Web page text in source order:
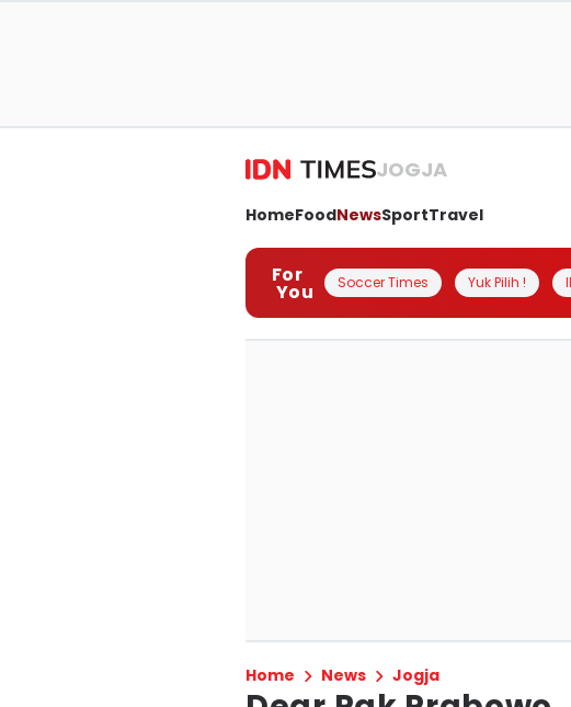
JOGJA
HomeFoodNewsSportTravel
For
You Soccer Times Yuk Pilih !
Home News Jogja